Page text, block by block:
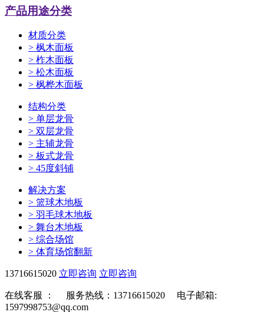
产品用途分类
材质分类
> 枫木面板
> 柞木面板
> 松木面板
> 枫桦木面板
结构分类
> 单层龙骨
> 双层龙骨
> 主辅龙骨
> 板式龙骨
> 45度斜铺
解决方案
> 篮球木地板
> 羽毛球木地板
> 舞台木地板
> 综合场馆
> 体育场馆翻新
13716615020 立即咨询 立即咨询
在线客服 ：
服务热线：13716615020 电子邮箱:
1597998753@qq.com